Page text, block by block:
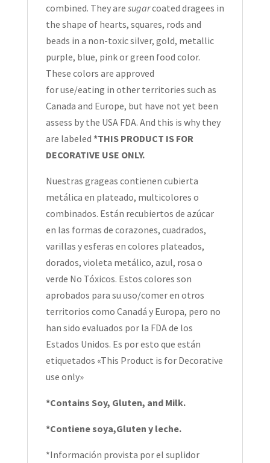
combined. They are sugarcoated dragees in
the shape of hearts, squares, rods and
beads in a non-toxic silver, gold, metallic
purple, blue, pink or green food color.
These colors are approved
for use/eating in other territories such as
Canada and Europe, but have not yet been
assess by the USA FDA. And this is why they
are labeled *THIS PRODUCT IS FOR
DECORATIVE USE ONLY.
Nuestras grageas contienen cubierta
metálica en plateado, multicolores o
combinados. Están recubiertos de azúcar
en las formas de corazones, cuadrados,
varillas y esferas en colores plateados,
dorados, violeta metálico, azul, rosa o
verde No Tóxicos. Estos colores son
aprobados para su uso/comer en otros
territorios como Canadá y Europa, pero no
han sido evaluados por la FDA de los
Estados Unidos. Es por esto que están
etiquetados «This Product is for Decorative
use only»
*Contains Soy, Gluten, and Milk.
*Contiene soya,Gluten y leche.
*Información provista por el suplidor